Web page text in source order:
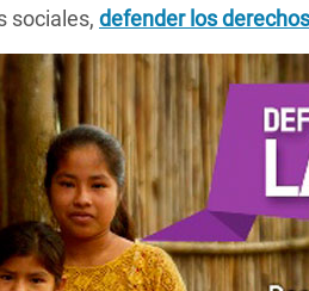
sociales, defender los